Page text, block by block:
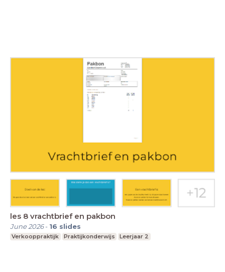
les 8 vrachtbrief en pakbon
June 2026- 16 slides
Verkooppraktijk Praktijkonderwijs Leerjaar 2